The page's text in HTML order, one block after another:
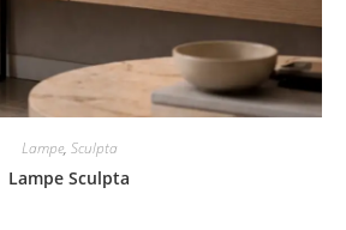
Lampe, Sculpta
Lampe Sculpta